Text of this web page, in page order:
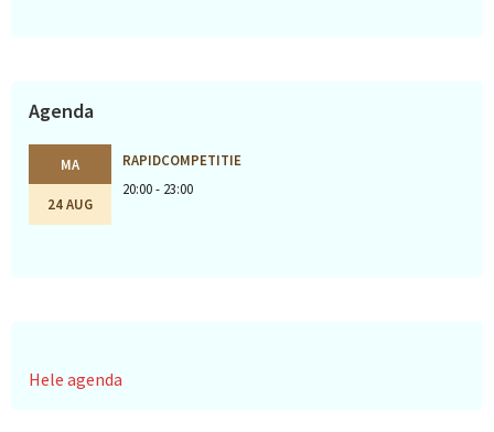
Agenda
MA
24 AUG
RAPIDCOMPETITIE
20:00 - 23:00
Hele agenda